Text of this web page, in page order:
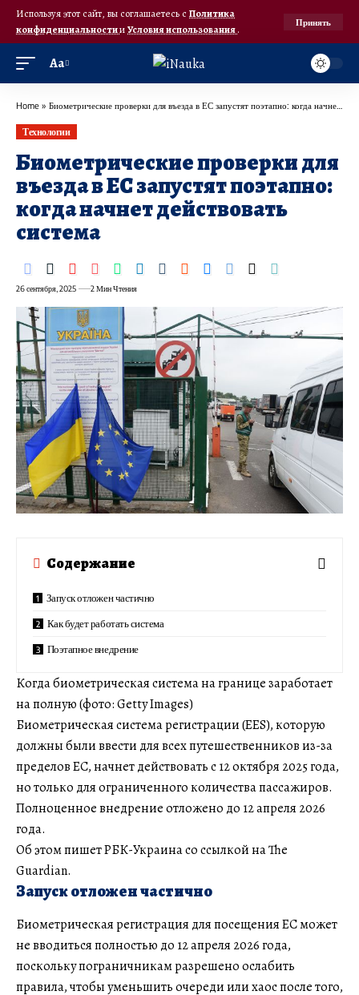
Используя этот сайт, вы соглашаетесь с Политика
конфиденциальностииУсловия использования.
Принять
Аа
Home » Биометрические проверки для въезда в ЕС запустят поэтапно: когда начнет действовать система
Технологии
Биометрические проверки для
въезда в ЕС запустят поэтапно:
когда начнет действовать
система
26 сентября, 2025 2 Мин Чтения
Содержание
Запуск отложен частично
Как будет работать система
Поэтапное внедрение
Когда биометрическая система на границе заработает
на полную (фото: Getty Images)
Биометрическая система регистрации (EES), которую
должны были ввести для всех путешественников из-за
пределов ЕС, начнет действовать с 12 октября 2025 года,
но только для ограниченного количества пассажиров.
Полноценное внедрение отложено до 12 апреля 2026
года.
Об этом пишет РБК-Украина со ссылкой на The
Guardian.
Запуск отложен частично
Биометрическая регистрация для посещения ЕС может
не вводиться полностью до 12 апреля 2026 года,
поскольку пограничникам разрешено ослабить
правила, чтобы уменьшить очереди или хаос после того,